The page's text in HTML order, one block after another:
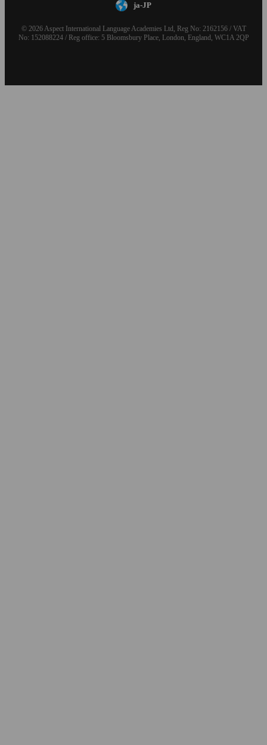
ja-JP
© 2026 Aspect International Language Academies Ltd, Reg No: 2162156 / VAT
No: 152088224 / Reg office: 5 Bloomsbury Place, London, England, WC1A 2QP